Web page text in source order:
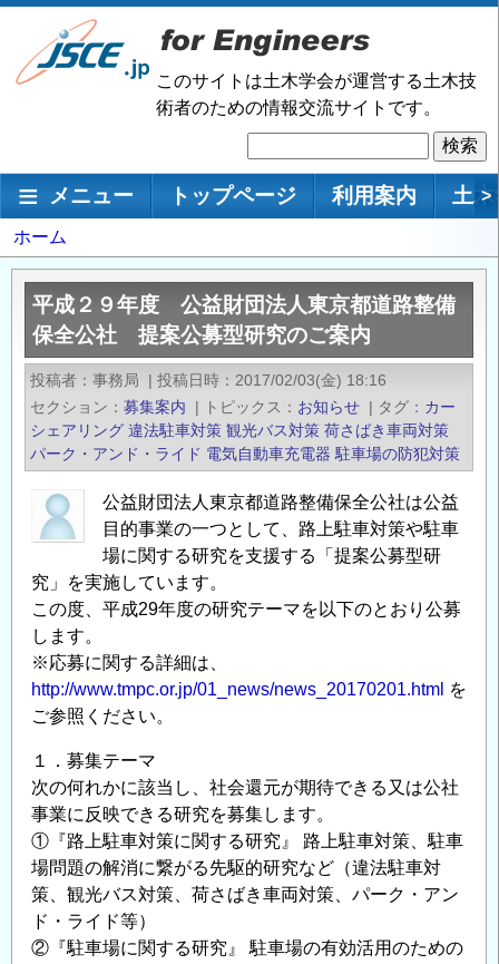
メ
ン
移
このサイトは土木学会が運営する土木技
術者のための情報交流サイトです。
索
メインナビゲーション
メニュー トップページ 利用案内 土 >
パ
ン
く
ず
ホーム
平成２９年度 公益財団法人東京都道路整備
保全公社 提案公募型研究のご案内
投稿者 事務局 | 投稿日時
2017/02/03(金) 18:16
セクション
募集案内 | トピックス お知らせ | タグ
カー
シェアリング 違法駐車対策 観光バス対策 荷さばき車両対策
パーク・アンド・ライド 電気自動車充電器 駐車場の防犯対策
公益財団法人東京都道路整備保全公社は公益
目的事業の一つとして、路上駐車対策や駐車
場に関する研究を支援する「提案公募型研
究」を実施しています。
この度、平成29年度の研究テーマを以下のとおり公募
します。
※応募に関する詳細は、
http://www.tmpc.or.jp/01_news/news_20170201.html を
ご参照ください。
１．募集テーマ
次の何れかに該当し、社会還元が期待できる又は公社
事業に反映できる研究を募集します。
①『路上駐車対策に関する研究』 路上駐車対策、駐車
場問題の解消に繋がる先駆的研究など（違法駐車対
策、観光バス対策、荷さばき車両対策、パーク・アン
ド・ライド等）
②『駐車場に関する研究』 駐車場の有効活用のための